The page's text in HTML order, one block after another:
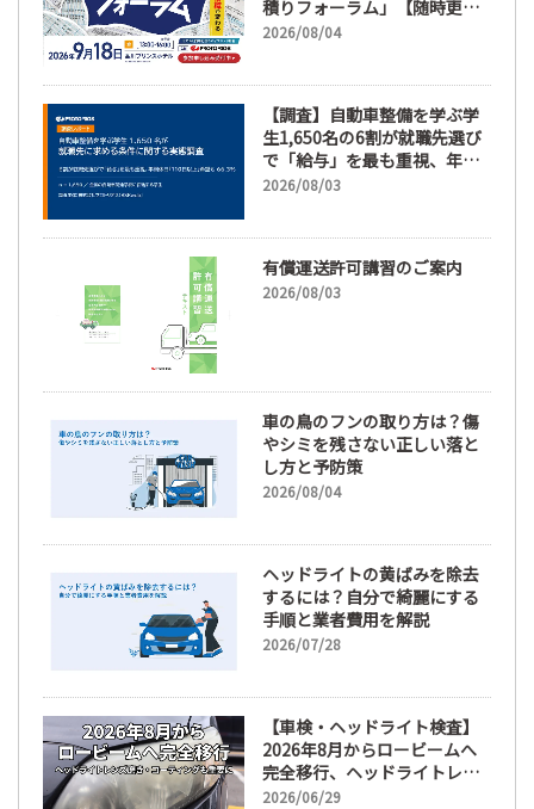
積りフォーラム」【随時更
新】
2026/08/04
【調査】自動車整備を学ぶ学
生1,650名の6割が就職先選び
で「給与」を最も重視、年間
休日「110日以上」希望も
2026/08/03
有償運送許可講習のご案内
2026/08/03
車の鳥のフンの取り方は？傷
やシミを残さない正しい落と
し方と予防策
2026/08/04
ヘッドライトの黄ばみを除去
するには？自分で綺麗にする
手順と業者費用を解説
2026/07/28
【車検・ヘッドライト検査】
2026年8月からロービームへ
完全移行、ヘッドライトレン
ズ磨き・コーティングも重要
2026/06/29